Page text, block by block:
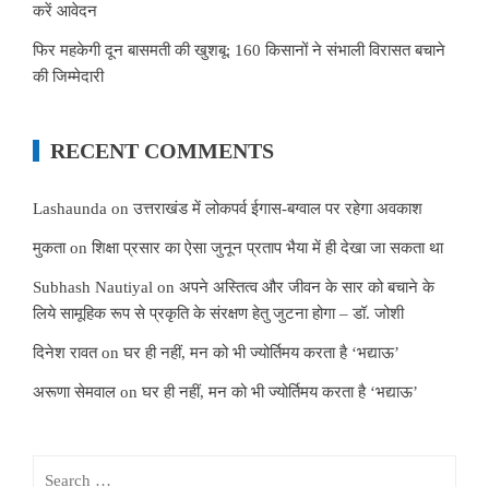
करें आवेदन
फिर महकेगी दून बासमती की खुशबू: 160 किसानों ने संभाली विरासत बचाने
की जिम्मेदारी
RECENT COMMENTS
Lashaunda onउत्तराखंड में लोकपर्व ईगास-बग्वाल पर रहेगा अवकाश
मुकताonशिक्षा प्रसार का ऐसा जुनून प्रताप भैया में ही देखा जा सकता था
Subhash Nautiyal on अपने अस्तित्व और जीवन के सार को बचाने के
लिये सामूहिक रूप से प्रकृति के संरक्षण हेतु जुटना होगा – डॉ. जोशी
दिनेश रावतonघर ही नहीं, मन को भी ज्योर्तिमय करता है ‘भद्याऊ’
अरूणा सेमवाल onघर ही नहीं, मन को भी ज्योर्तिमय करता है ‘भद्याऊ’